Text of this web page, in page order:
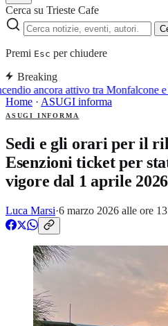
Cerca su Trieste Cafe
Premi Esc per chiudere
Breaking
ancora attivo tra Monfalcone
Home · ASUGI informa
ASUGI INFORMA
Sedi e gli orari per il
Esenzioni ticket per
vigore dal 1 aprile 2026
Luca Marsi·6 marzo 2026 alle ore